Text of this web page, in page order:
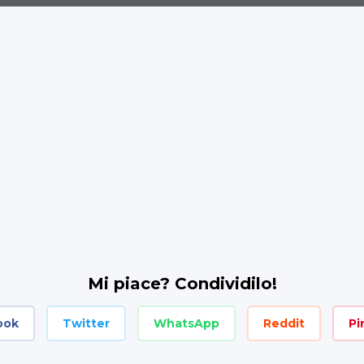
Mi piace? Condividilo!
Twitter WhatsApp Reddit